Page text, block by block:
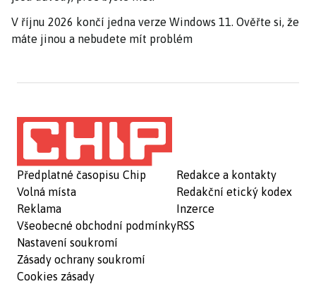
V říjnu 2026 končí jedna verze Windows 11. Ověřte si, že
máte jinou a nebudete mít problém
Předplatné časopisu Chip
Volná místa
Reklama
Všeobecné obchodní podmínky
Nastavení soukromí
Zásady ochrany soukromí
Cookies zásady
Redakce a kontakty
Redakční etický kodex
Inzerce
RSS